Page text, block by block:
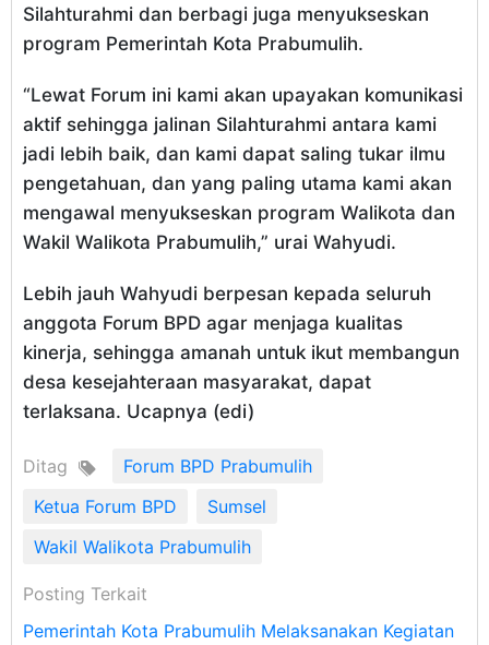
Silahturahmi dan berbagi juga menyukseskan
program Pemerintah Kota Prabumulih.
“Lewat Forum ini kami akan upayakan komunikasi
aktif sehingga jalinan Silahturahmi antara kami
jadi lebih baik, dan kami dapat saling tukar ilmu
pengetahuan, dan yang paling utama kami akan
mengawal menyukseskan program Walikota dan
Wakil Walikota Prabumulih,” urai Wahyudi.
Lebih jauh Wahyudi berpesan kepada seluruh
anggota Forum BPD agar menjaga kualitas
kinerja, sehingga amanah untuk ikut membangun
desa kesejahteraan masyarakat, dapat
terlaksana. Ucapnya (edi)
Ditag
Forum BPD Prabumulih
Ketua Forum BPD
Sumsel
Wakil Walikota Prabumulih
Posting Terkait
Pemerintah Kota Prabumulih Melaksanakan Kegiatan